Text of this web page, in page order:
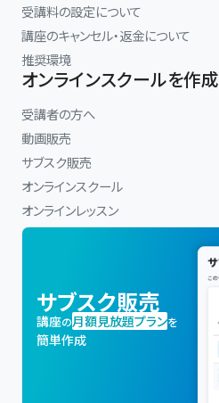
受講料の設定について
講座のキャンセル・返金について
推奨環境
オンラインスクールを作成
受講者の方へ
動画販売
サブスク販売
オンラインスクール
オンラインレッスン
サブスク販売
講座の月額見放題プランを
簡単作成